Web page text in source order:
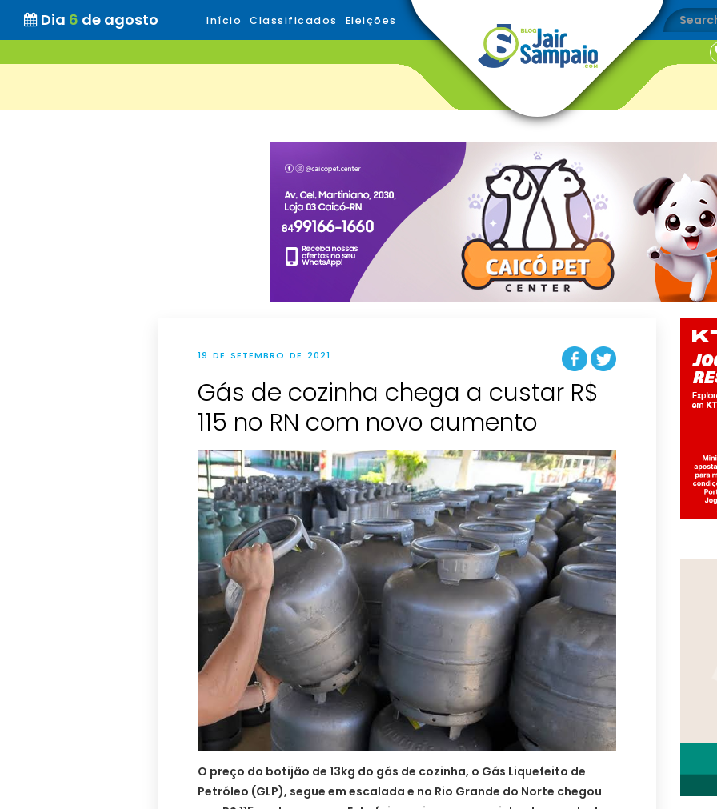
Dia 6 de agosto Início Classificados Eleições
19 DE SETEMBRO DE 2021
Gás de cozinha chega a custar R$
115 no RN com novo aumento
O preço do botijão de 13kg do gás de cozinha, o Gás Liquefeito de
Petróleo (GLP), segue em escalada e no Rio Grande do Norte chegou